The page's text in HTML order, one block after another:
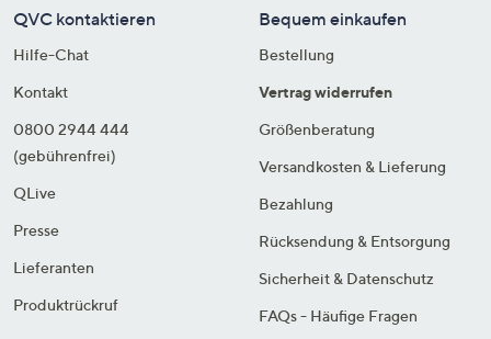
QVC kontaktieren
Hilfe-Chat
Kontakt
0800 2944 444
(gebührenfrei)
QLive
Presse
Lieferanten
Produktrückruf
Bequem einkaufen
Bestellung
Vertrag widerrufen
Größenberatung
Versandkosten & Lieferung
Bezahlung
Rücksendung & Entsorgung
Sicherheit & Datenschutz
FAQs - Häufige Fragen